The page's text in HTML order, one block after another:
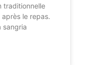
traditionnelle
le repas.
sangria